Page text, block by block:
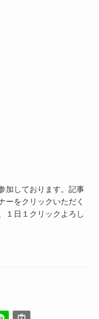
加しております。記事
ーをクリックいただく
１日１クリックよろし